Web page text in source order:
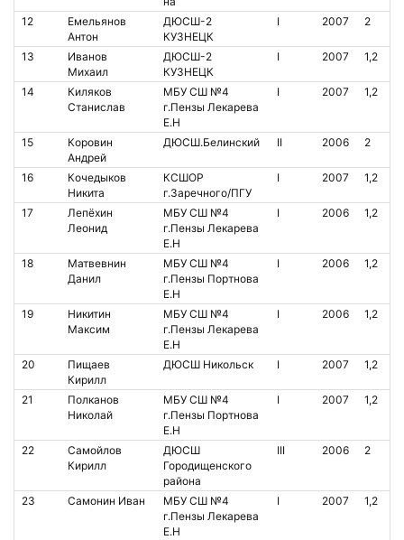
12
Емельянов
Антон
ДЮСШ-2
КУЗНЕЦК
I 2007 2
13
Иванов
Михаил
ДЮСШ-2
КУЗНЕЦК
I 2007 1,2
14
Киляков
Станислав
МБУ СШ №4
г.Пензы Лекарева
Е.Н
I 2007 1,2
15
Коровин
Андрей
ДЮСШ.Белинский II 2006 2
16
Кочедыков
Никита
КСШОР
г.Заречного/ПГУ
I 2007 1,2
17
Лепёхин
Леонид
МБУ СШ №4
г.Пензы Лекарева
Е.Н
I 2006 1,2
18
Матвевнин
Данил
МБУ СШ №4
г.Пензы Портнова
Е.Н
I 2006 1,2
19
Никитин
Максим
МБУ СШ №4
г.Пензы Лекарева
Е.Н
I 2006 1,2
20
Пищаев
Кирилл
ДЮСШ Никольск I 2007 1,2
21
Полканов
Николай
МБУ СШ №4
г.Пензы Портнова
Е.Н
I 2007 1,2
22
Самойлов
Кирилл
ДЮСШ
Городищенского
района
III 2006 2
23 Самонин Иван
МБУ СШ №4
г.Пензы Лекарева
Е.Н
I 2007 1,2